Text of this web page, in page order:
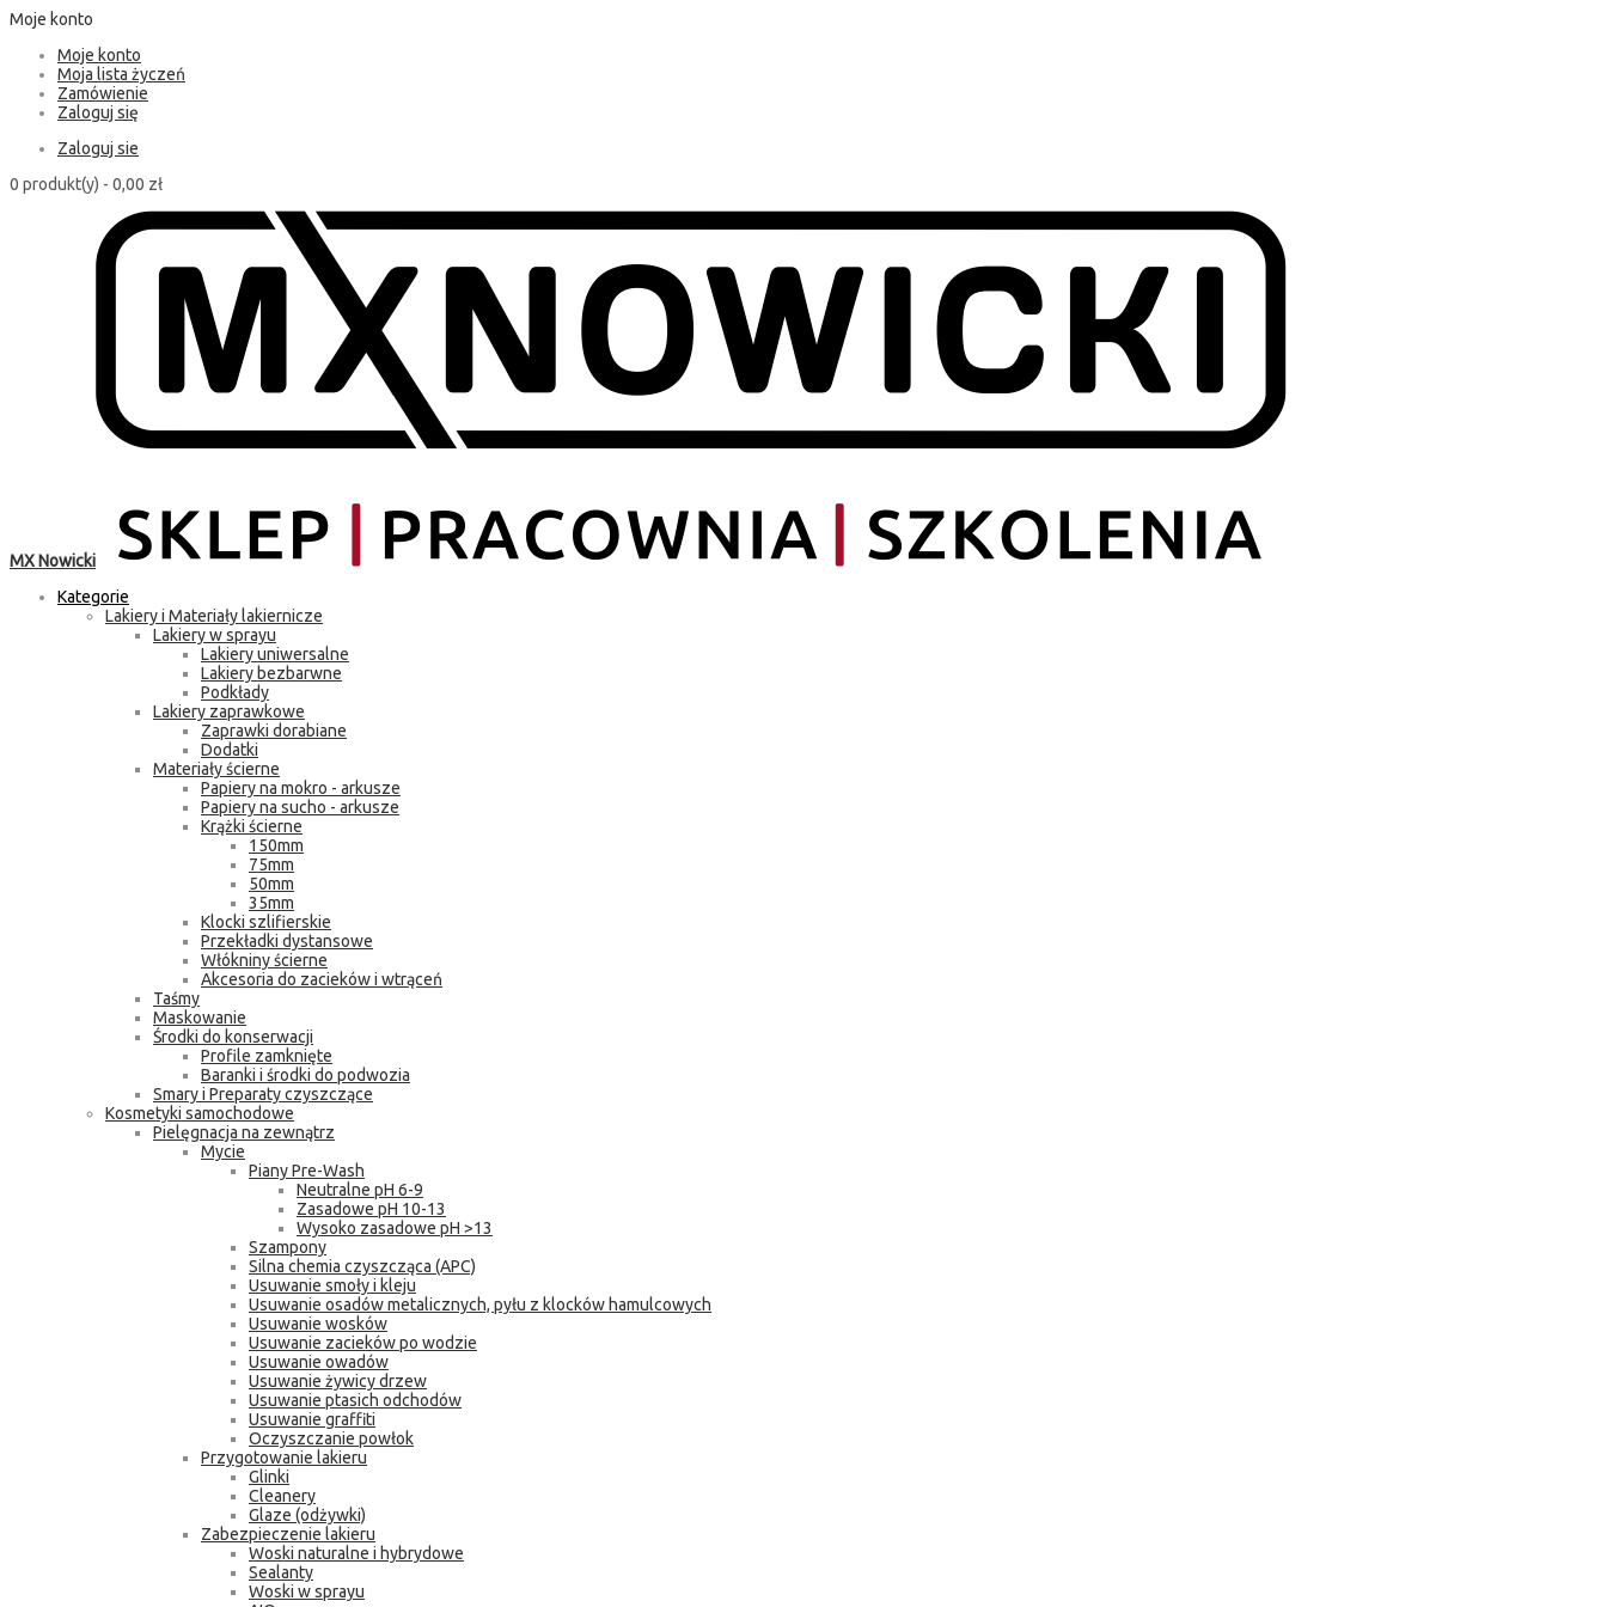
Moje konto
Moje konto
Moja lista życzeń
Zamówienie
Zaloguj się
Zaloguj sie
0 produkt(y) - 0,00 zł
MX Nowicki
Kategorie
Lakiery i Materiały lakiernicze
Lakiery w sprayu
Lakiery uniwersalne
Lakiery bezbarwne
Podkłady
Lakiery zaprawkowe
Zaprawki dorabiane
Dodatki
Materiały ścierne
Papiery na mokro - arkusze
Papiery na sucho - arkusze
Krążki ścierne
150mm
75mm
50mm
35mm
Klocki szlifierskie
Przekładki dystansowe
Włókniny ścierne
Akcesoria do zacieków i wtrąceń
Taśmy
Maskowanie
Środki do konserwacji
Profile zamknięte
Baranki i środki do podwozia
Smary i Preparaty czyszczące
Kosmetyki samochodowe
Pielęgnacja na zewnątrz
Mycie
Piany Pre-Wash
Neutralne pH 6-9
Zasadowe pH 10-13
Wysoko zasadowe pH >13
Szampony
Silna chemia czyszcząca (APC)
Usuwanie smoły i kleju
Usuwanie osadów metalicznych, pyłu z klocków hamulcowych
Usuwanie wosków
Usuwanie zacieków po wodzie
Usuwanie owadów
Usuwanie żywicy drzew
Usuwanie ptasich odchodów
Usuwanie graffiti
Oczyszczanie powłok
Przygotowanie lakieru
Glinki
Cleanery
Glaze (odżywki)
Zabezpieczenie lakieru
Woski naturalne i hybrydowe
Sealanty
Woski w sprayu